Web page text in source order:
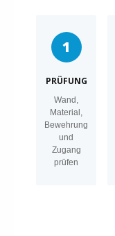
1
PRÜFUNG
Wand,
Material,
Bewehrung
und
Zugang
prüfen